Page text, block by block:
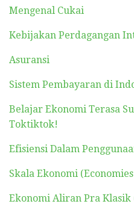
Mengenal Cukai
Kebijakan Perdagangan
Asuransi
Sistem Pembayaran di
Belajar Ekonomi Terasa
Toktiktok!
Efisiensi Dalam
Skala Ekonomi
Ekonomi Aliran Pra Klasik